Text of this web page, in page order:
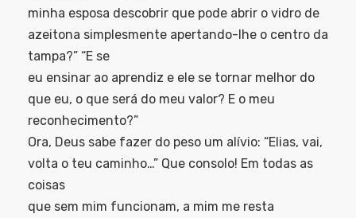
minha esposa descobrir que pode abrir o vidro de
azeitona simplesmente apertando-lhe o centro da
tampa?” “E se
eu ensinar ao aprendiz e ele se tornar melhor do
que eu, o que será do meu valor? E o meu
reconhecimento?”
Ora, Deus sabe fazer do peso um alívio: “Elias, vai,
volta o teu caminho…” Que consolo! Em todas as
coisas
que sem mim funcionam, a mim me resta